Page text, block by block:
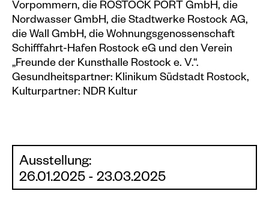
Vorpommern, die ROSTOCK PORT GmbH, die
Nordwasser GmbH, die Stadtwerke Rostock AG,
die Wall GmbH, die Wohnungsgenossenschaft
Schifffahrt-Hafen Rostock eG und den Verein
„Freunde der Kunsthalle Rostock e. V.“.
Gesundheitspartner: Klinikum Südstadt Rostock,
Kulturpartner: NDR Kultur
Ausstellung:
26.01.2025 - 23.03.2025